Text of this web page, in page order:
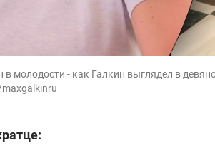
в молодости - как Галкин выглядел в